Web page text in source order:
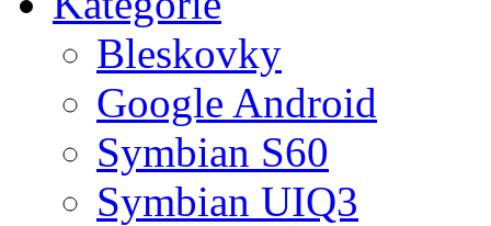
Bleskovky
Google Android
Symbian S60
Symbian UIQ3